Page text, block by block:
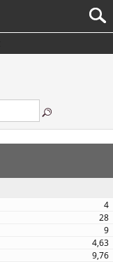
4
28
9
4,63
9,76